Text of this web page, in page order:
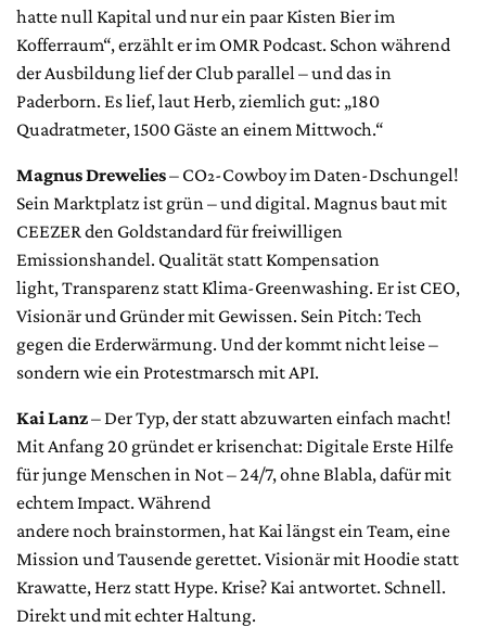
hatte null Kapital und nur ein paar Kisten Bier im
Kofferraum“, erzählt er im OMR Podcast. Schon während
der Ausbildung lief der Club parallel – und das in
Paderborn. Es lief, laut Herb, ziemlich gut: „180
Quadratmeter, 1500 Gäste an einem Mittwoch.“
Magnus Drewelies– CO₂-Cowboy im Daten-Dschungel!
Sein Marktplatz ist grün – und digital. Magnus baut mit
CEEZER den Goldstandard für freiwilligen
Emissionshandel. Qualität statt Kompensation
light, Transparenz statt Klima-Greenwashing. Er ist CEO,
Visionär und Gründer mit Gewissen. Sein Pitch: Tech
gegen die Erderwärmung. Und der kommt nicht leise –
sondern wie ein Protestmarsch mit API.
Kai Lanz– Der Typ, der statt abzuwarten einfach macht!
Mit Anfang 20 gründet er krisenchat: Digitale Erste Hilfe
für junge Menschen in Not – 24/7, ohne Blabla, dafür mit
echtem Impact. Während
andere noch brainstormen, hat Kai längst ein Team, eine
Mission und Tausende gerettet. Visionär mit Hoodie statt
Krawatte, Herz statt Hype. Krise? Kai antwortet. Schnell.
Direkt und mit echter Haltung.